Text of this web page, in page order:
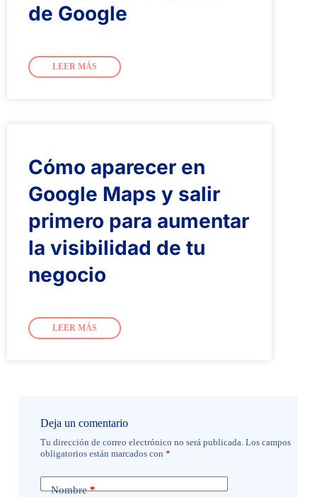
de Google
LEER MÁS
Cómo aparecer en
Google Maps y salir
primero para aumentar
la visibilidad de tu
negocio
LEER MÁS
Deja un comentario
Tu dirección de correo electrónico no será publicada. Los campos
obligatorios están marcados con *
Nombre*